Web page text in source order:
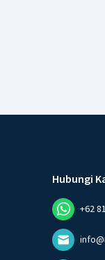
Hubungi
+62